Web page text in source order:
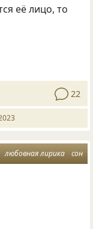
её лицо, то
22
любовная лирика сон